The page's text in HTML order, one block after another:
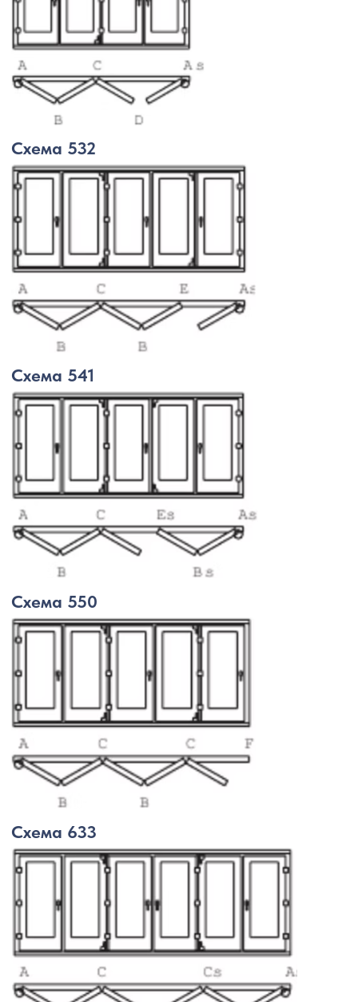
ОТДЕЛКА
АЛЮМИНИЕВОГО
ПРОФИЛЯ
Система может быть персонализирована
и адаптирована к существующему